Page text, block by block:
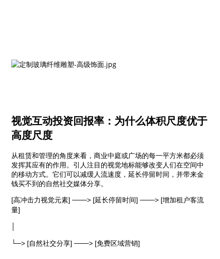
视觉互动投资回报率：为什么体积尺度优于
高度尺度
从租赁和管理的角度来看，商业中庭或广场的每一平方米都必须
发挥其应有的作用。引人注目的视觉地标能够改变人们在空间中
的移动方式。它们可以减缓人流速度，延长停留时间，并带来金
钱买不到的自然社交媒体分享。
[高冲击力视觉元素] ───> [延长停留时间] ───> [增加租户客流
量]
└─> [自然社交分享] ───> [免费区域营销]